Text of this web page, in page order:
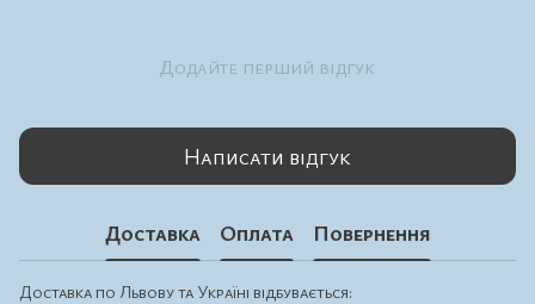
Додайте перший відгук
Написати відгук
Доставка Оплата Повернення
Доставка по Львову та Україні відбувається: